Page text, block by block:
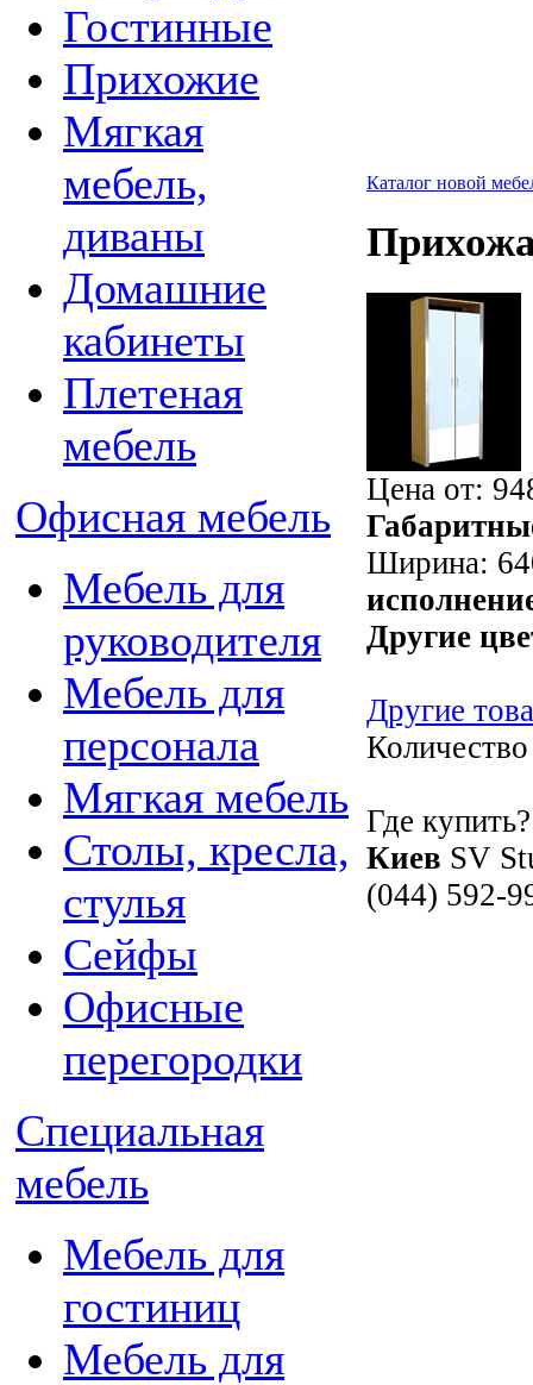
Гостинные
Прихожие
Мягкая
мебель,
диваны
Домашние
кабинеты
Плетеная
мебель
Офисная мебель
Мебель для
руководителя
Мебель для
персонала
Мягкая мебель
Столы, кресла,
стулья
Сейфы
Офисные
перегородки
Специальная
мебель
Мебель для
гостиниц
Мебель для
Каталог новой
Цена от:
Ширина:
Другие
Другие
Где купить?
Киев SV
(044) 592-